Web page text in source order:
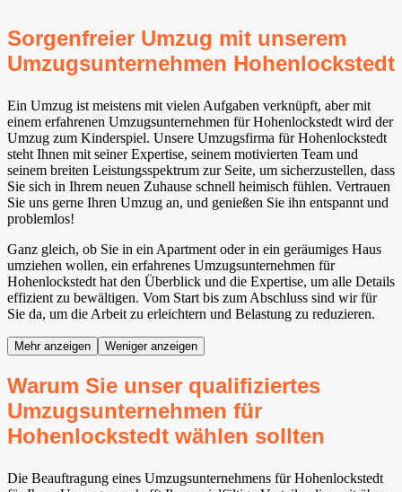
Sorgenfreier Umzug mit unserem
Umzugsunternehmen Hohenlockstedt
Ein Umzug ist meistens mit vielen Aufgaben verknüpft, aber mit
einem erfahrenen Umzugsunternehmen für Hohenlockstedt wird der
Umzug zum Kinderspiel. Unsere Umzugsfirma für Hohenlockstedt
steht Ihnen mit seiner Expertise, seinem motivierten Team und
seinem breiten Leistungsspektrum zur Seite, um sicherzustellen, dass
Sie sich in Ihrem neuen Zuhause schnell heimisch fühlen. Vertrauen
Sie uns gerne Ihren Umzug an, und genießen Sie ihn entspannt und
problemlos!
Ganz gleich, ob Sie in ein Apartment oder in ein geräumiges Haus
umziehen wollen, ein erfahrenes Umzugsunternehmen für
Hohenlockstedt hat den Überblick und die Expertise, um alle Details
effizient zu bewältigen. Vom Start bis zum Abschluss sind wir für
Sie da, um die Arbeit zu erleichtern und Belastung zu reduzieren.
Mehr anzeigen Weniger anzeigen
Warum Sie unser qualifiziertes
Umzugsunternehmen für
Hohenlockstedt wählen sollten
Die Beauftragung eines Umzugsunternehmens für Hohenlockstedt